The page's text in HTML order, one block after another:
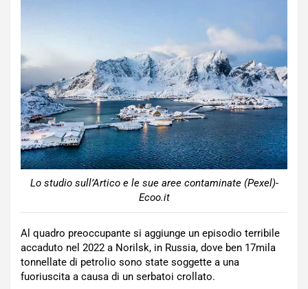
Lo studio sull’Artico e le sue aree contaminate (Pexel)-
Ecoo.it
Al quadro preoccupante si aggiunge un episodio terribile
accaduto nel 2022 a Norilsk, in Russia, dove ben 17mila
tonnellate di petrolio sono state soggette a una
fuoriuscita a causa di un serbatoi crollato.